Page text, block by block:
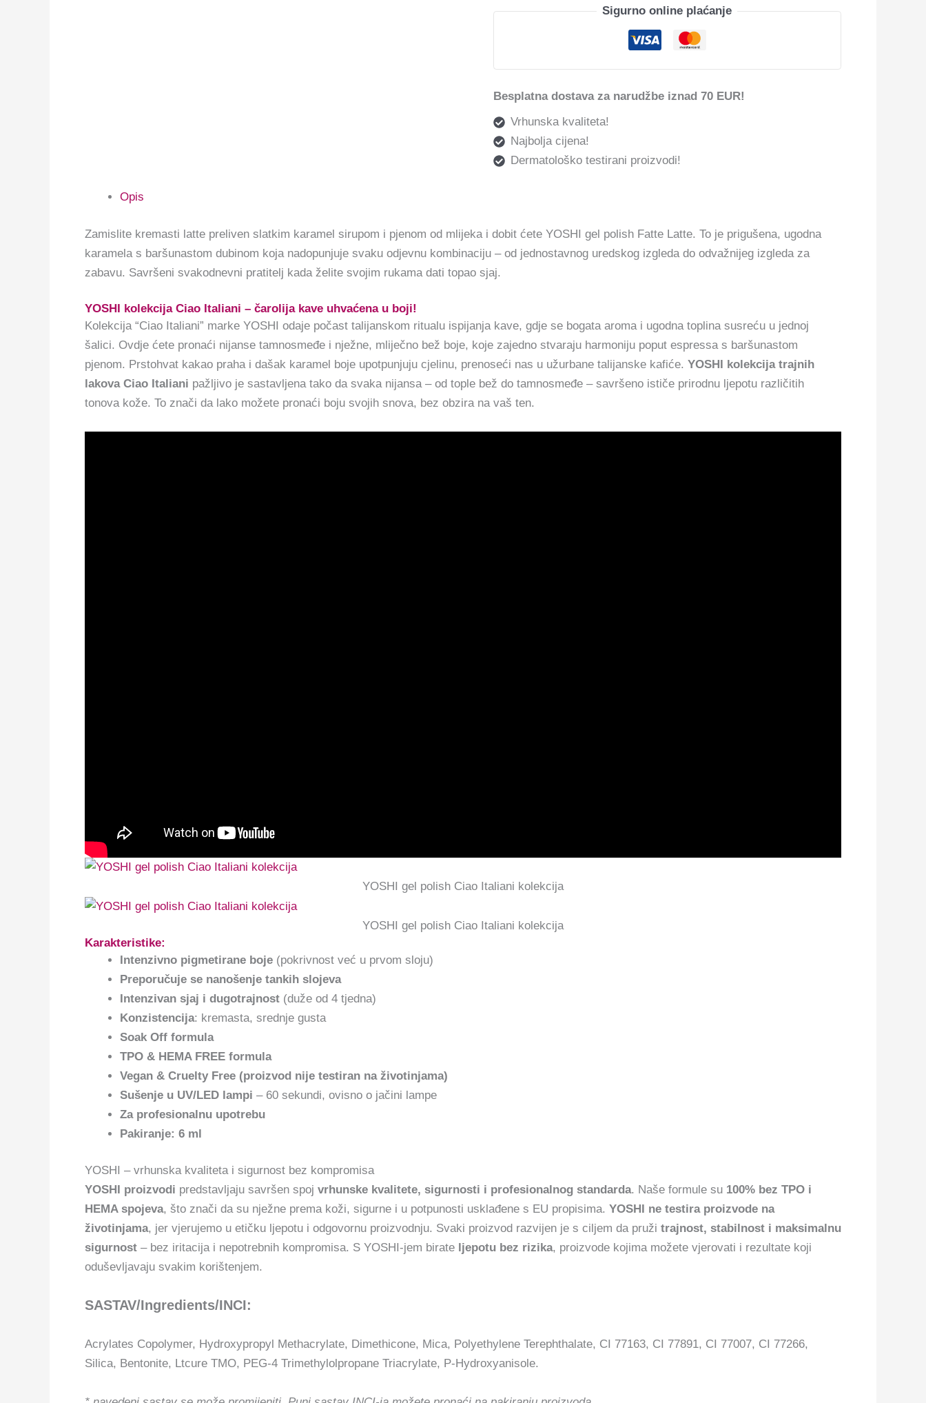
Sigurno online plaćanje
Besplatna dostava za narudžbe iznad 70 EUR!
Vrhunska kvaliteta!
Najbolja cijena!
Dermatološko testirani proizvodi!
Opis
Zamislite kremasti latte preliven slatkim karamel sirupom i pjenom od mlijeka i dobit ćete YOSHI gel polish Fatte Latte. To je prigušena, ugodna
karamela s baršunastom dubinom koja nadopunjuje svaku odjevnu kombinaciju – od jednostavnog uredskog izgleda do odvažnijeg izgleda za
zabavu. Savršeni svakodnevni pratitelj kada želite svojim rukama dati topao sjaj.
YOSHI kolekcija Ciao Italiani – čarolija kave uhvaćena u boji!
Kolekcija “Ciao Italiani” marke YOSHI odaje počast talijanskom ritualu ispijanja kave, gdje se bogata aroma i ugodna toplina susreću u jednoj
šalici. Ovdje ćete pronaći nijanse tamnosmeđe i nježne, mliječno bež boje, koje zajedno stvaraju harmoniju poput espressa s baršunastom
pjenom. Prstohvat kakao praha i dašak karamel boje upotpunjuju cjelinu, prenoseći nas u užurbane talijanske kafiće. YOSHI kolekcija trajnih
lakova Ciao Italiani pažljivo je sastavljena tako da svaka nijansa – od tople bež do tamnosmeđe – savršeno ističe prirodnu ljepotu različitih
tonova kože. To znači da lako možete pronaći boju svojih snova, bez obzira na vaš ten.
YOSHI gel polish Ciao Italiani kolekcija
YOSHI gel polish Ciao Italiani kolekcija
Karakteristike:
Intenzivno pigmetirane boje (pokrivnost već u prvom sloju)
Preporučuje se nanošenje tankih slojeva
Intenzivan sjaj i dugotrajnost (duže od 4 tjedna)
Konzistencija: kremasta, srednje gusta
Soak Off formula
TPO & HEMA FREE formula
Vegan & Cruelty Free (proizvod nije testiran na životinjama)
Sušenje u UV/LED lampi – 60 sekundi, ovisno o jačini lampe
Za profesionalnu upotrebu
Pakiranje: 6 ml
YOSHI – vrhunska kvaliteta i sigurnost bez kompromisa
YOSHI proizvodi predstavljaju savršen spoj vrhunske kvalitete, sigurnosti i profesionalnog standarda. Naše formule su 100% bez TPO i
HEMA spojeva, što znači da su nježne prema koži, sigurne i u potpunosti usklađene s EU propisima. YOSHI ne testira proizvode na
životinjama, jer vjerujemo u etičku ljepotu i odgovornu proizvodnju. Svaki proizvod razvijen je s ciljem da pruži trajnost, stabilnost i maksimalnu
sigurnost – bez iritacija i nepotrebnih kompromisa. S YOSHI-jem birate ljepotu bez rizika, proizvode kojima možete vjerovati i rezultate koji
oduševljavaju svakim korištenjem.
SASTAV/Ingredients/INCI:
Acrylates Copolymer, Hydroxypropyl Methacrylate, Dimethicone, Mica, Polyethylene Terephthalate, CI 77163, CI 77891, CI 77007, CI 77266,
Silica, Bentonite, Ltcure TMO, PEG-4 Trimethylolpropane Triacrylate, P-Hydroxyanisole.